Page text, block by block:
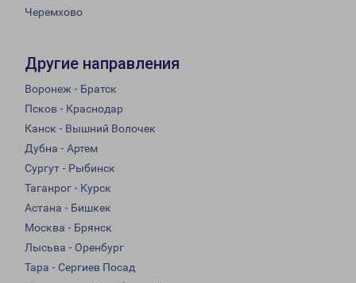
Черемхово
Другие направления
Воронеж - Братск
Псков - Краснодар
Канск - Вышний Волочек
Дубна - Артем
Сургут - Рыбинск
Таганрог - Курск
Астана - Бишкек
Москва - Брянск
Лысьва - Оренбург
Тара - Сергиев Посад